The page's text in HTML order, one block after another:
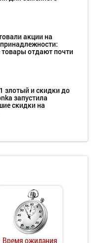
акции на
отдают почти
злотый и скидки до
запустила
скидки на
Время ожидания